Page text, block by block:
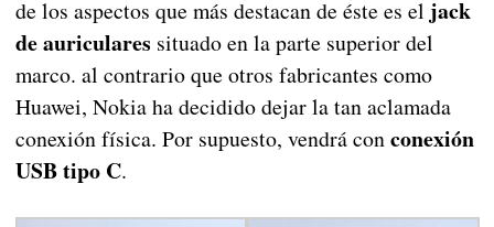
de los aspectos que más destacan de éste es el jack
de auriculares situado en la parte superior del
marco. al contrario que otros fabricantes como
Huawei, Nokia ha decidido dejar la tan aclamada
conexión física. Por supuesto, vendrá conconexión
USB tipo C.